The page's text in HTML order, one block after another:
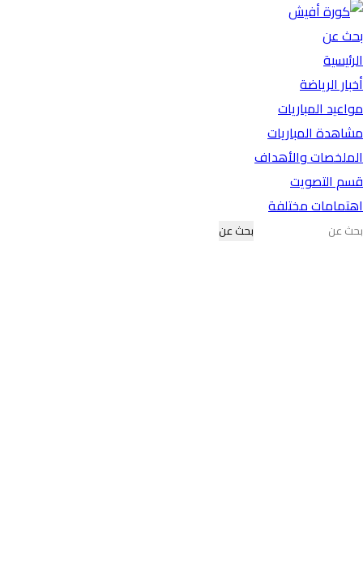
بحث عن
الرئيسية
أخبار الرياضة
مواعيد المباريات
مشاهدة المباريات
الملخصات والأهداف
قسم التصويت
اهتمامات مختلفة
بحث عن